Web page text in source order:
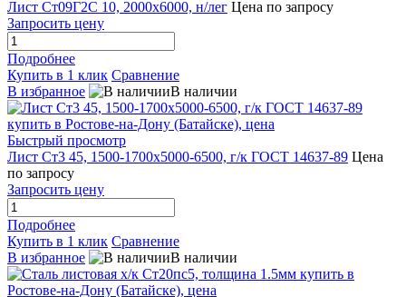
Лист Ст09Г2С 10, 2000х6000, н/лег Цена по запросу
Запросить цену
Подробнее
Купить в 1 клик Сравнение
В избранное
В наличии
Быстрый просмотр
Лист Ст3 45, 1500-1700х5000-6500, г/к ГОСТ 14637-89 Цена
по запросу
Запросить цену
Подробнее
Купить в 1 клик Сравнение
В избранное
В наличии